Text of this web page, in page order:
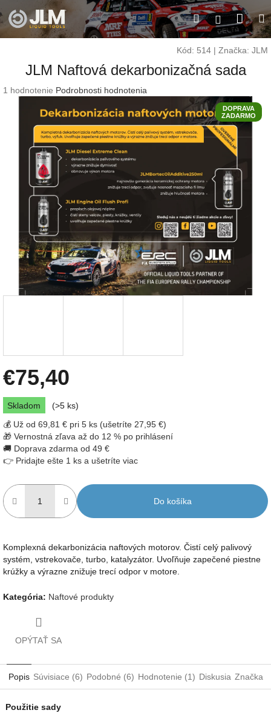
na
obsah
Hľadať
Kód: 514 | Značka: JLM
JLM Naftová dekarbonizačná sada
Priemerné
hviezdičiek.
1 hodnotenie Podrobnosti hodnotenia
DOPRAVA
ZADARMO
€75,40
Jednotková
cena:
Skladom
(>5 ks)
💰 Už od 69,81 € pri 5 ks (ušetríte 27,95 €)
🎁 Vernostná zľava až do 12 % po prihlásení
🚚 Doprava zdarma od 49 €
👉 Pridajte ešte 1 ks a ušetríte viac
Do košíka
Komplexná dekarbonizácia naftových motorov. Čistí celý palivový
systém, vstrekovače, turbo, katalyzátor. Uvoľňuje zapečené piestne
krúžky a výrazne znižuje trecí odpor v motore.
Kategória: Naftové produkty
OPÝTAŤ SA
Popis Súvisiace (6) Podobné (6) Hodnotenie (1) Diskusia Značka
Použitie sady